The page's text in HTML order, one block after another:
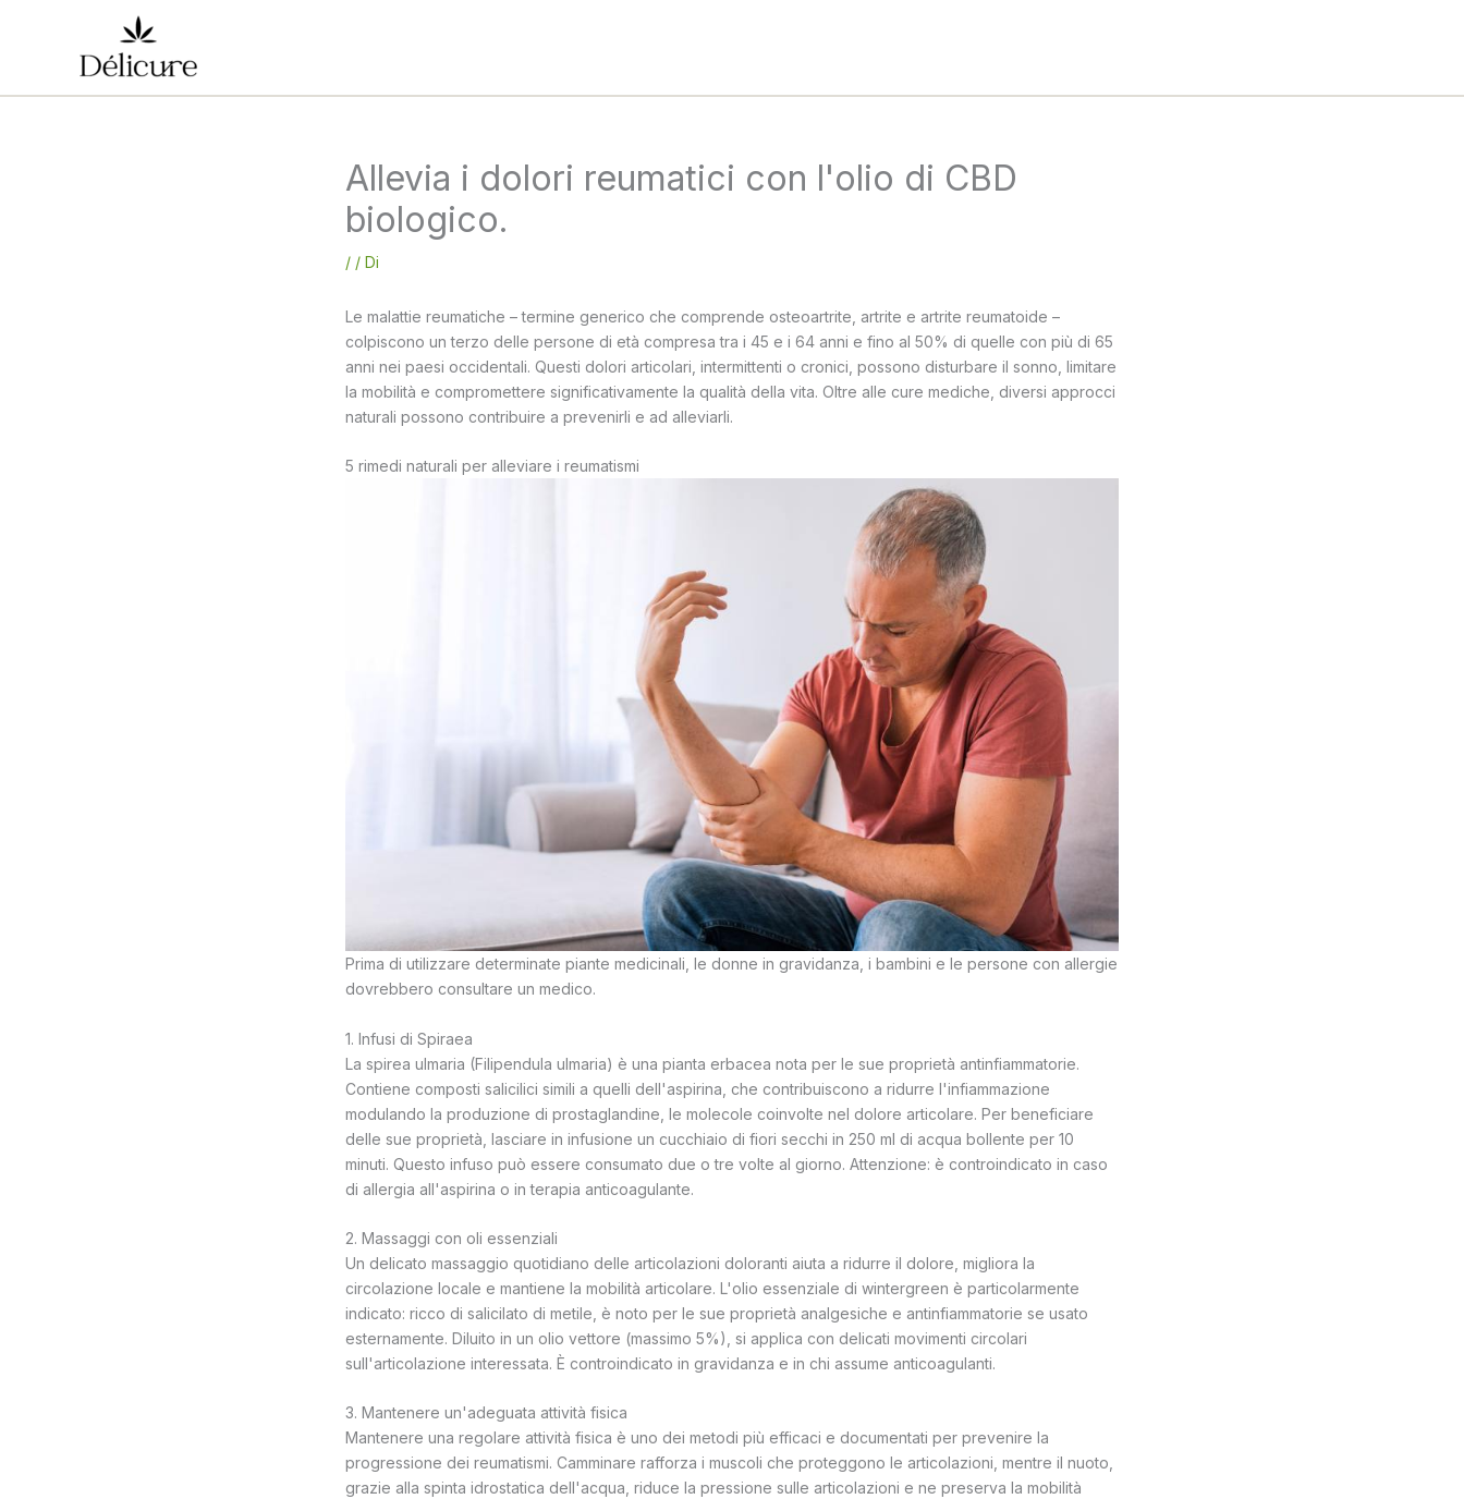
Allevia i dolori reumatici con l'olio di CBD
biologico.
/ / Di
Le malattie reumatiche – termine generico che comprende osteoartrite, artrite e artrite reumatoide –
colpiscono un terzo delle persone di età compresa tra i 45 e i 64 anni e fino al 50% di quelle con più di 65
anni nei paesi occidentali. Questi dolori articolari, intermittenti o cronici, possono disturbare il sonno, limitare
la mobilità e compromettere significativamente la qualità della vita. Oltre alle cure mediche, diversi approcci
naturali possono contribuire a prevenirli e ad alleviarli.
5 rimedi naturali per alleviare i reumatismi
Prima di utilizzare determinate piante medicinali, le donne in gravidanza, i bambini e le persone con allergie
dovrebbero consultare un medico.
1. Infusi di Spiraea
La spirea ulmaria (Filipendula ulmaria) è una pianta erbacea nota per le sue proprietà antinfiammatorie.
Contiene composti salicilici simili a quelli dell'aspirina, che contribuiscono a ridurre l'infiammazione
modulando la produzione di prostaglandine, le molecole coinvolte nel dolore articolare. Per beneficiare
delle sue proprietà, lasciare in infusione un cucchiaio di fiori secchi in 250 ml di acqua bollente per 10
minuti. Questo infuso può essere consumato due o tre volte al giorno. Attenzione: è controindicato in caso
di allergia all'aspirina o in terapia anticoagulante.
2. Massaggi con oli essenziali
Un delicato massaggio quotidiano delle articolazioni doloranti aiuta a ridurre il dolore, migliora la
circolazione locale e mantiene la mobilità articolare. L'olio essenziale di wintergreen è particolarmente
indicato: ricco di salicilato di metile, è noto per le sue proprietà analgesiche e antinfiammatorie se usato
esternamente. Diluito in un olio vettore (massimo 5%), si applica con delicati movimenti circolari
sull'articolazione interessata. È controindicato in gravidanza e in chi assume anticoagulanti.
3. Mantenere un'adeguata attività fisica
Mantenere una regolare attività fisica è uno dei metodi più efficaci e documentati per prevenire la
progressione dei reumatismi. Camminare rafforza i muscoli che proteggono le articolazioni, mentre il nuoto,
grazie alla spinta idrostatica dell'acqua, riduce la pressione sulle articolazioni e ne preserva la mobilità